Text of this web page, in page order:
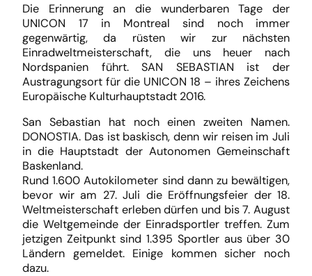
Die Erinnerung an die wunderbaren Tage der
UNICON 17 in Montreal sind noch immer
gegenwärtig, da rüsten wir zur nächsten
Einradweltmeisterschaft, die uns heuer nach
Nordspanien führt. SAN SEBASTIAN ist der
Austragungsort für die UNICON 18 – ihres Zeichens
Europäische Kulturhauptstadt 2016.
San Sebastian hat noch einen zweiten Namen.
DONOSTIA. Das ist baskisch, denn wir reisen im Juli
in die Hauptstadt der Autonomen Gemeinschaft
Baskenland.
Rund 1.600 Autokilometer sind dann zu bewältigen,
bevor wir am 27. Juli die Eröffnungsfeier der 18.
Weltmeisterschaft erleben dürfen und bis 7. August
die Weltgemeinde der Einradsportler treffen. Zum
jetzigen Zeitpunkt sind 1.395 Sportler aus über 30
Ländern gemeldet. Einige kommen sicher noch
dazu.